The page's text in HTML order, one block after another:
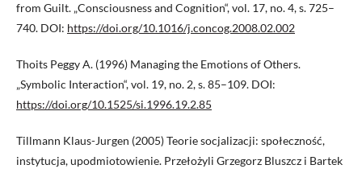
from Guilt. „Consciousness and Cognition“, vol. 17, no. 4, s. 725–
740. DOI: https://doi.org/10.1016/j.concog.2008.02.002
Thoits Peggy A. (1996) Managing the Emotions of Others.
„Symbolic Interaction“, vol. 19, no. 2, s. 85–109. DOI:
https://doi.org/10.1525/si.1996.19.2.85
Tillmann Klaus-Jurgen (2005) Teorie socjalizacji: społeczność,
instytucja, upodmiotowienie. Przełożyli Grzegorz Bluszcz i Bartek